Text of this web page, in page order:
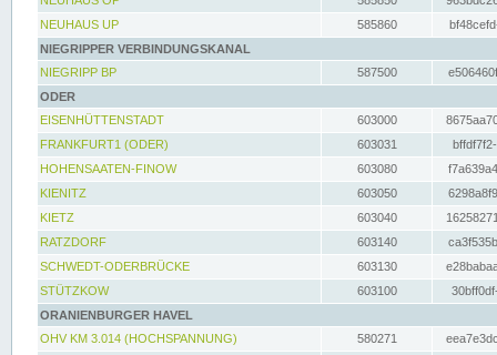
NEUHAUS UP
585860
NIEGRIPPER VERBINDUNGSKANAL
NIEGRIPP BP
587500
ODER
EISENHÜTTENSTADT
603000
FRANKFURT1 (ODER)
603031
HOHENSAATEN-FINOW
603080
KIENITZ
603050
KIETZ
603040
RATZDORF
603140
SCHWEDT-ODERBRÜCKE
603130
STÜTZKOW
603100
ORANIENBURGER HAVEL
OHV KM 3.014 (HOCHSPANNUNG)
580271